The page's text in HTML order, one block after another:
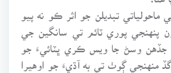
ماحولياتي تبديلن جو اثر ڪو نه پيو
پنهنجي پوري ٽائم تي سانگين جي
جڏهن وسڻ جا ويس ڪري ڀٽائيءَ جو
منهنجي ڳوٺ تي به آڌيءَ جو اوهيرا